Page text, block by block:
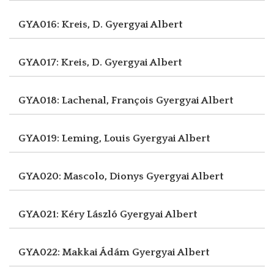
GYA016: Kreis, D. Gyergyai Albert
GYA017: Kreis, D. Gyergyai Albert
GYA018: Lachenal, François Gyergyai Albert
GYA019: Leming, Louis Gyergyai Albert
GYA020: Mascolo, Dionys Gyergyai Albert
GYA021: Kéry László Gyergyai Albert
GYA022: Makkai Ádám Gyergyai Albert